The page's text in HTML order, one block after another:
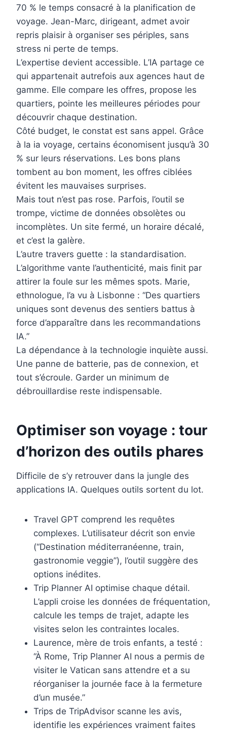
70 % le temps consacré à la planification de
voyage. Jean-Marc, dirigeant, admet avoir
repris plaisir à organiser ses périples, sans
stress ni perte de temps.
L’expertise devient accessible. L’IA partage ce
qui appartenait autrefois aux agences haut de
gamme. Elle compare les offres, propose les
quartiers, pointe les meilleures périodes pour
découvrir chaque destination.
Côté budget, le constat est sans appel. Grâce
à la ia voyage, certains économisent jusqu’à 30
% sur leurs réservations. Les bons plans
tombent au bon moment, les offres ciblées
évitent les mauvaises surprises.
Mais tout n’est pas rose. Parfois, l’outil se
trompe, victime de données obsolètes ou
incomplètes. Un site fermé, un horaire décalé,
et c’est la galère.
L’autre travers guette : la standardisation.
L’algorithme vante l’authenticité, mais finit par
attirer la foule sur les mêmes spots. Marie,
ethnologue, l’a vu à Lisbonne : “Des quartiers
uniques sont devenus des sentiers battus à
force d’apparaître dans les recommandations
IA.”
La dépendance à la technologie inquiète aussi.
Une panne de batterie, pas de connexion, et
tout s’écroule. Garder un minimum de
débrouillardise reste indispensable.
Optimiser son voyage : tour
d’horizon des outils phares
Difficile de s’y retrouver dans la jungle des
applications IA. Quelques outils sortent du lot.
Travel GPT comprend les requêtes
complexes. L’utilisateur décrit son envie
(“Destination méditerranéenne, train,
gastronomie veggie”), l’outil suggère des
options inédites.
Trip Planner AI optimise chaque détail.
L’appli croise les données de fréquentation,
calcule les temps de trajet, adapte les
visites selon les contraintes locales.
Laurence, mère de trois enfants, a testé :
“À Rome, Trip Planner AI nous a permis de
visiter le Vatican sans attendre et a su
réorganiser la journée face à la fermeture
d’un musée.”
Trips de TripAdvisor scanne les avis,
identifie les expériences vraiment faites